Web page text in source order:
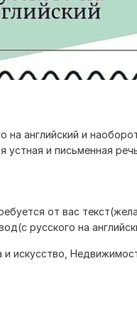
на английский и
устная и письменная
от вас
русского на
и искусство,